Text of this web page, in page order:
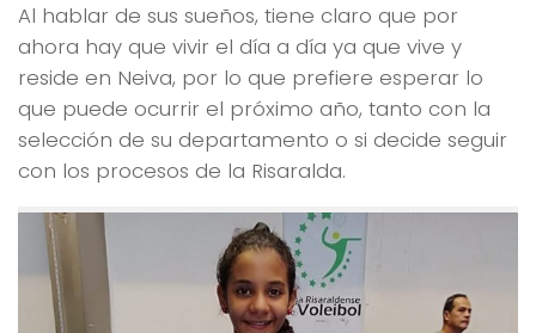
Al hablar de sus sueños, tiene claro que por
ahora hay que vivir el día a día ya que vive y
reside en Neiva, por lo que prefiere esperar lo
que puede ocurrir el próximo año, tanto con la
selección de su departamento o si decide seguir
con los procesos de la Risaralda.